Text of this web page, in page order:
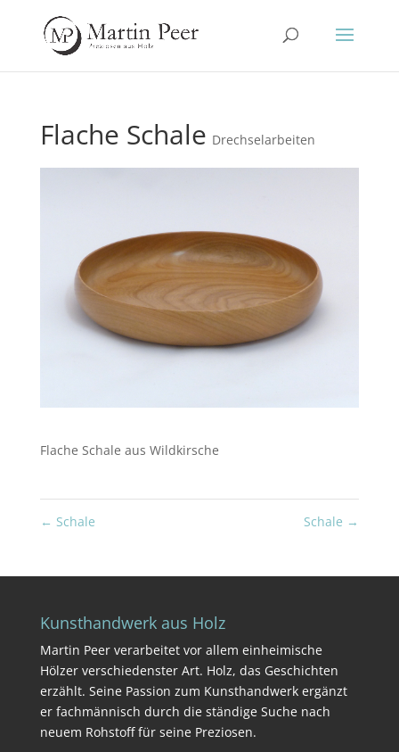
Flache Schale Drechselarbeiten
Flache Schale aus Wildkirsche
← Schale Schale →
Kunsthandwerk aus Holz
Martin Peer verarbeitet vor allem einheimische
Hölzer verschiedenster Art. Holz, das Geschichten
erzählt. Seine Passion zum Kunsthandwerk ergänzt
er fachmännisch durch die ständige Suche nach
neuem Rohstoff für seine Preziosen.